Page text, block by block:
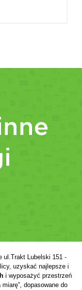
ul.Trakt Lubelski 151 -
uzyskać najlepsze i
i wyposażyć przestrzeń
dopasowane do